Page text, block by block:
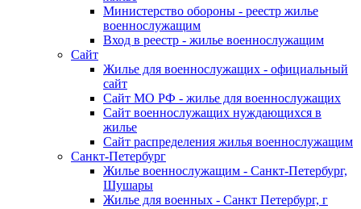
Министерство обороны - реестр жилье
военнослужащим
Вход в реестр - жилье военнослужащим
Сайт
Жилье для военнослужащих - официальный
сайт
Сайт МО РФ - жилье для военнослужащих
Сайт военнослужащих нуждающихся в
жилье
Сайт распределения жилья военнослужащим
Санкт-Петербург
Жилье военнослужащим - Санкт-Петербург,
Шушары
Жилье для военных - Санкт Петербург, г